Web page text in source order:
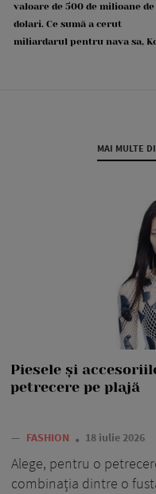
valoare de 500 de milioane de
dolari. Ce sumă a cerut
miliardarul pentru nava sa,
MAI MULTE
Piesele și
petrecere pe plajă
— FASHION 18 iulie 2026
Alege, pentru o
combinația dintre o